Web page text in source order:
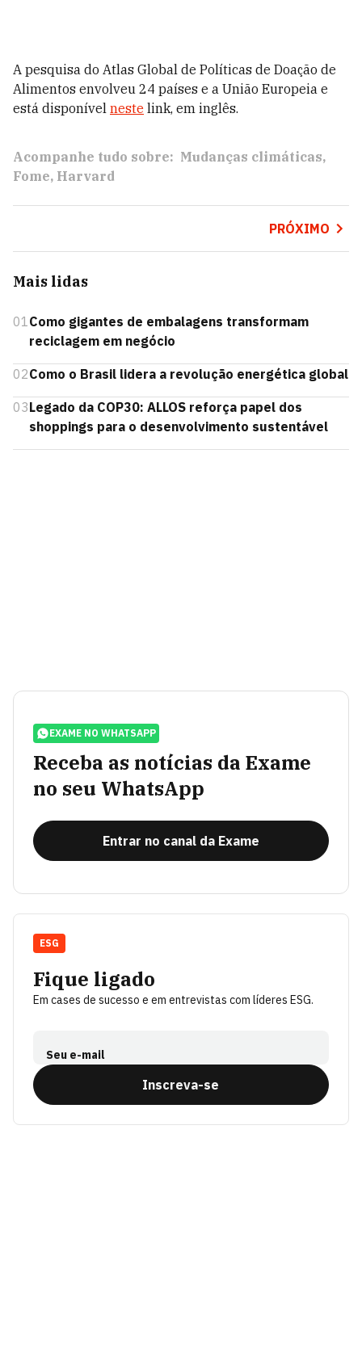
A pesquisa do Atlas Global de Políticas de Doação de
Alimentos envolveu 24 países e a União Europeia e
está disponível neste link, em inglês.
Acompanhe tudo sobre: Mudanças climáticas
Fome Harvard
PRÓXIMO
Mais lidas
01Como gigantes de embalagens transformam
reciclagem em negócio
02Como o Brasil lidera a revolução energética global
03Legado da COP30: ALLOS reforça papel dos
shoppings para o desenvolvimento sustentável
EXAME NO WHATSAPP
Receba as notícias da Exame
no seu WhatsApp
Entrar no canal da Exame
Fique ligado
Em cases de sucesso e em entrevistas com líderes ESG.
Seu e-mail
Inscreva-se
ESG